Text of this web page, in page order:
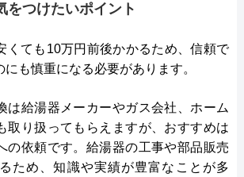
をつけたいポイント
くても10万円前後かかるため、信頼で
も慎重になる必要があります。
は給湯器メーカーやガス会社、ホーム
取り扱ってもらえますが、おすすめは
の依頼です。給湯器の工事や部品販売
ため、知識や実績が豊富なことが多